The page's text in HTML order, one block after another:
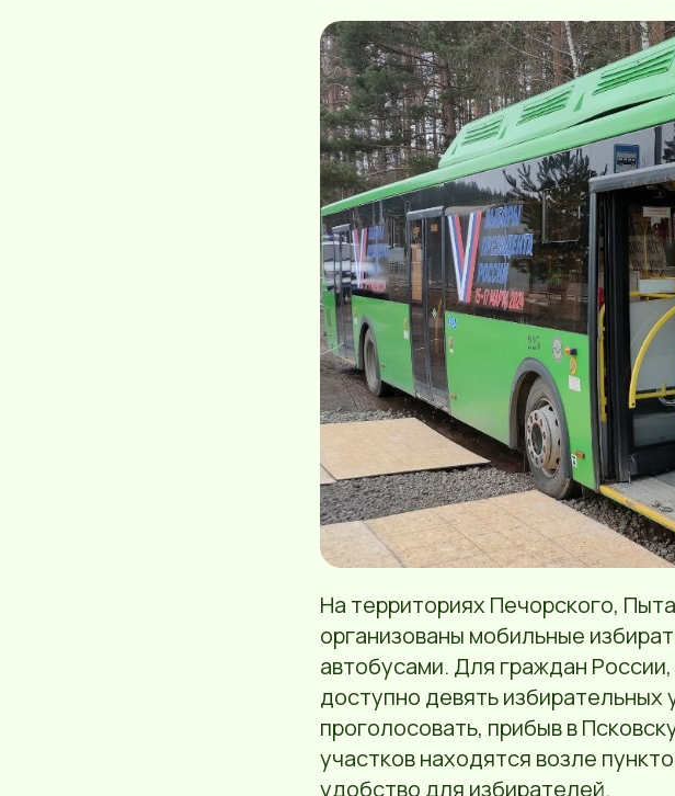
На территориях Печорского,
организованы мобильные
автобусами. Для граждан
доступно девять избирательных
проголосовать, прибыв в
участков находятся возле
удобство для избирателей.